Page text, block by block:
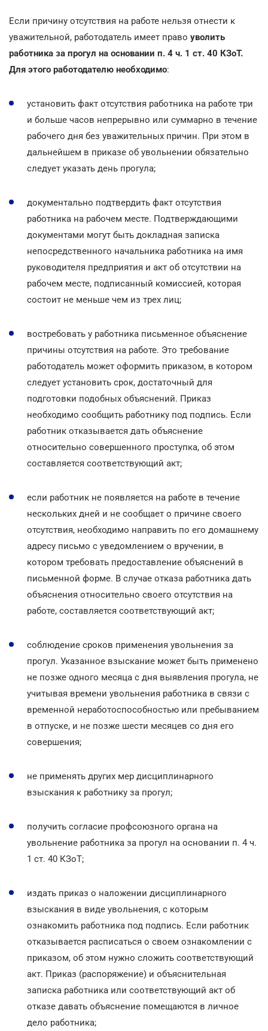
Если причину отсутствия на работе нельзя отнести к
уважительной, работодатель имеет право уволить
работника за прогул на основании п. 4 ч. 1 ст. 40 КЗоТ.
Для этого работодателю необходимо:
установить факт отсутствия работника на работе три
и больше часов непрерывно или суммарно в течение
рабочего дня без уважительных причин. При этом в
дальнейшем в приказе об увольнении обязательно
следует указать день прогула;
документально подтвердить факт отсутствия
работника на рабочем месте. Подтверждающими
документами могут быть докладная записка
непосредственного начальника работника на имя
руководителя предприятия и акт об отсутствии на
рабочем месте, подписанный комиссией, которая
состоит не меньше чем из трех лиц;
востребовать у работника письменное объяснение
причины отсутствия на работе. Это требование
работодатель может оформить приказом, в котором
следует установить срок, достаточный для
подготовки подобных объяснений. Приказ
необходимо сообщить работнику под подпись. Если
работник отказывается дать объяснение
относительно совершенного проступка, об этом
составляется соответствующий акт;
если работник не появляется на работе в течение
нескольких дней и не сообщает о причине своего
отсутствия, необходимо направить по его домашнему
адресу письмо с уведомлением о вручении, в
котором требовать предоставление объяснений в
письменной форме. В случае отказа работника дать
объяснения относительно своего отсутствия на
работе, составляется соответствующий акт;
соблюдение сроков применения увольнения за
прогул. Указанное взыскание может быть применено
не позже одного месяца с дня выявления прогула, не
учитывая времени увольнения работника в связи с
временной неработоспособностью или пребыванием
в отпуске, и не позже шести месяцев со дня его
совершения;
не применять других мер дисциплинарного
взыскания к работнику за прогул;
получить согласие профсоюзного органа на
увольнение работника за прогул на основании п. 4 ч.
1 ст. 40 КЗоТ;
издать приказ о наложении дисциплинарного
взыскания в виде увольнения, с которым
ознакомить работника под подпись. Если работник
отказывается расписаться о своем ознакомлении с
приказом, об этом нужно сложить соответствующий
акт. Приказ (распоряжение) и объяснительная
записка работника или соответствующий акт об
отказе давать объяснение помещаются в личное
дело работника;